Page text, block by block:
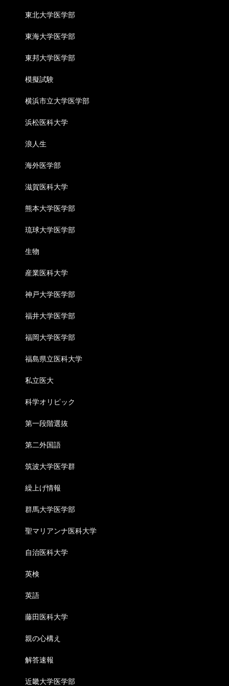
東北大学医学部
東海大学医学部
東邦大学医学部
模擬試験
横浜市立大学医学部
浜松医科大学
浪人生
海外医学部
滋賀医科大学
熊本大学医学部
琉球大学医学部
生物
産業医科大学
神戸大学医学部
福井大学医学部
福岡大学医学部
福島県立医科大学
私立医大
科学オリピック
第一段階選抜
第二外国語
筑波大学医学群
繰上げ情報
群馬大学医学部
聖マリアンナ医科大学
自治医科大学
英検
英語
藤田医科大学
親の心構え
解答速報
近畿大学医学部